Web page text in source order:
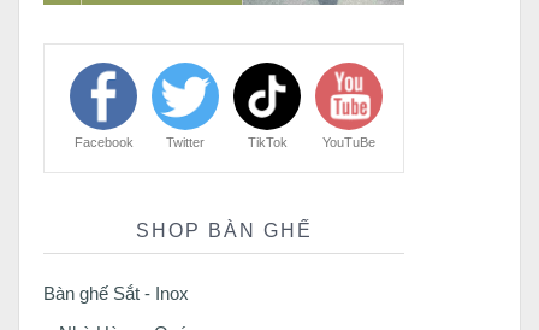
Facebook Twitter TikTok YouTuBe
SHOP BÀN GHẾ
Bàn ghế Sắt - Inox